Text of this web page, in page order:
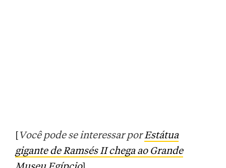
[ Você pode se interessar porEstátua
gigante de Ramsés II chega ao Grande